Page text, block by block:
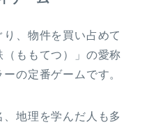
、物件を買い占めて
ももてつ）」の愛称
の定番ゲームです。
地理を学んだ人も多